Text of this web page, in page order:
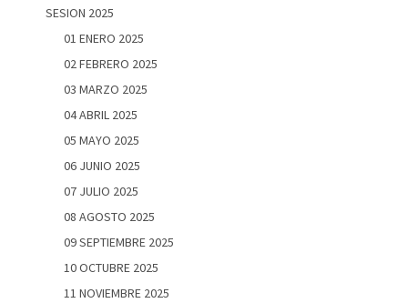
SESION 2025
01 ENERO 2025
02 FEBRERO 2025
03 MARZO 2025
04 ABRIL 2025
05 MAYO 2025
06 JUNIO 2025
07 JULIO 2025
08 AGOSTO 2025
09 SEPTIEMBRE 2025
10 OCTUBRE 2025
11 NOVIEMBRE 2025